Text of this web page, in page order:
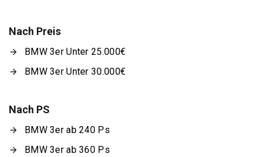
Nach Preis
BMW 3er Unter 25.000€
BMW 3er Unter 30.000€
Nach PS
BMW 3er ab 240 Ps
BMW 3er ab 360 Ps